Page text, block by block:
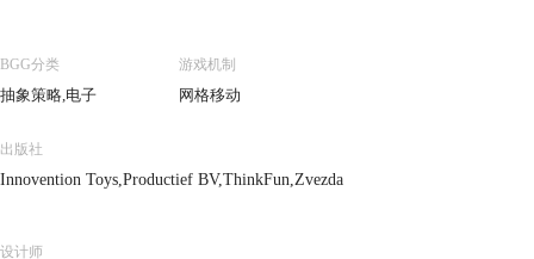
BGG分类
抽象策略,电子
游戏机制
网格移动
出版社
Innovention Toys,Productief BV,ThinkFun,Zvezda
设计师